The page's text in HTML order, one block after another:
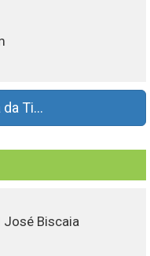
Ti...
José Biscaia